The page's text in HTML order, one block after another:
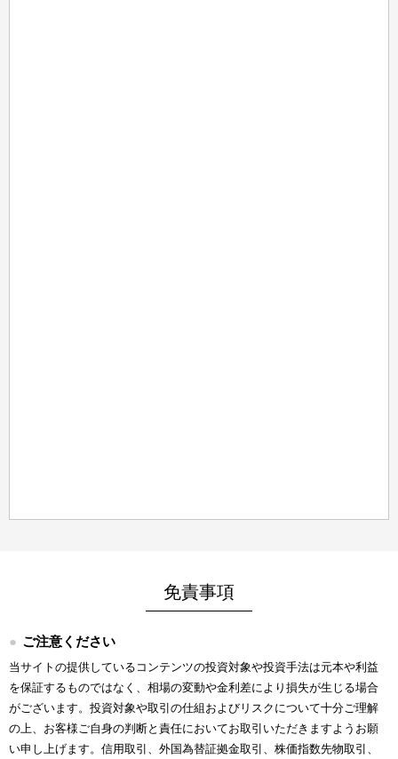
免責事項
ご注意ください
当サイトの提供しているコンテンツの投資対象や投資手法は元本や利益
を保証するものではなく、相場の変動や金利差により損失が生じる場合
がございます。投資対象や取引の仕組およびリスクについて十分ご理解
の上、お客様ご自身の判断と責任においてお取引いただきますようお願
い申し上げます。信用取引、外国為替証拠金取引、株価指数先物取引、